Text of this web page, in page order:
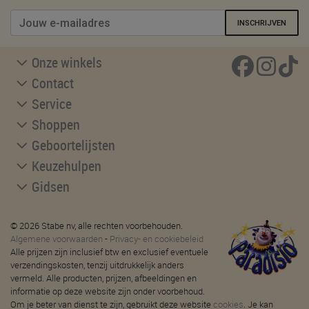
INSCHRIJVEN
Onze winkels
Contact
Service
Shoppen
Geboortelijsten
Keuzehulpen
Gidsen
© 2026 Stabe nv, alle rechten voorbehouden.
Algemene voorwaarden - Privacy- en cookiebeleid
Alle prijzen zijn inclusief btw en exclusief eventuele
verzendingskosten, tenzij uitdrukkelijk anders
vermeld. Alle producten, prijzen, afbeeldingen en
informatie op deze website zijn onder voorbehoud.
Om je beter van dienst te zijn, gebruikt deze website cookies. Je kan